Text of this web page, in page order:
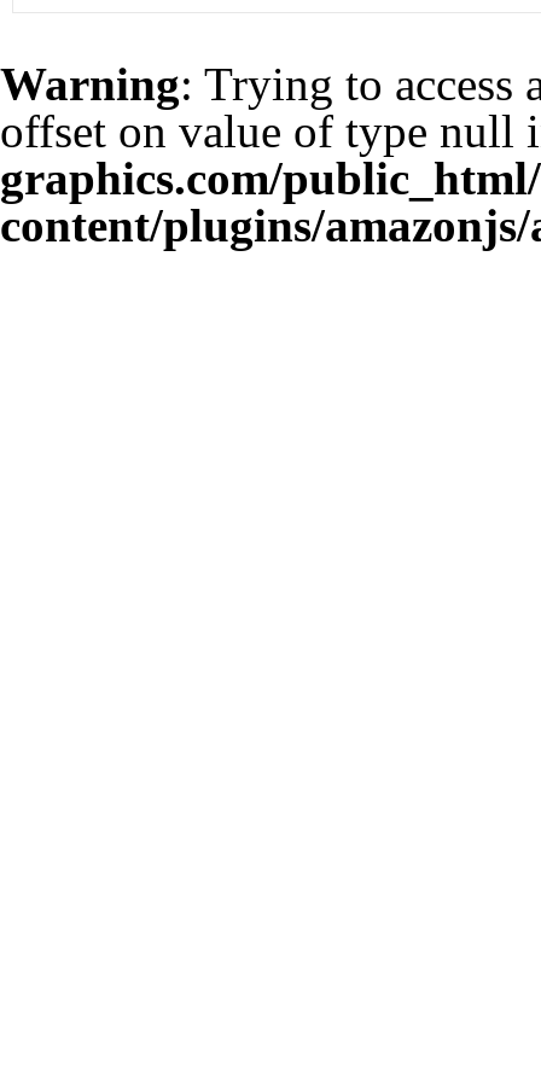
Warning: Trying to access
offset on value of type null
graphics.com/
content/plugins/